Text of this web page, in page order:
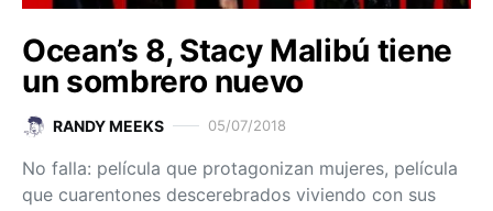
Ocean’s 8, Stacy Malibú tiene
un sombrero nuevo
RANDY MEEKS 05/07/2018
No falla: película que protagonizan mujeres, película
que cuarentones descerebrados viviendo con sus